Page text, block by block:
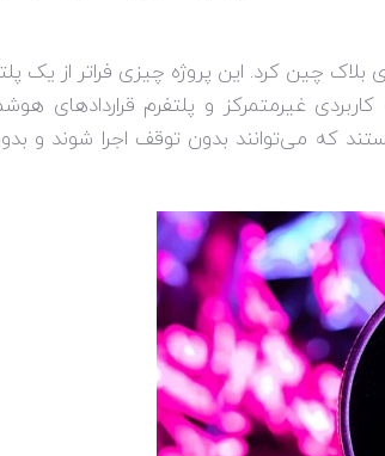
بلاک چین کرد. این پروژه چیزی فراتر از یک
غیرمتمرکز و پلتفرم قراردادهای
که می‌توانند بدون توقف اجرا شوند و